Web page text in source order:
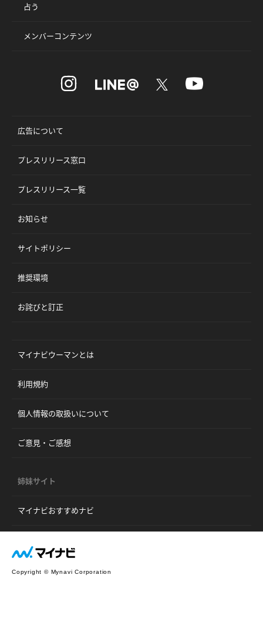
占う
メンバーコンテンツ
広告について
プレスリリース窓口
プレスリリース一覧
お知らせ
サイトポリシー
推奨環境
お詫びと訂正
マイナビウーマンとは
利用規約
個人情報の取扱いについて
ご意見・ご感想
姉妹サイト
マイナビおすすめナビ
Copyright © Mynavi Corporation